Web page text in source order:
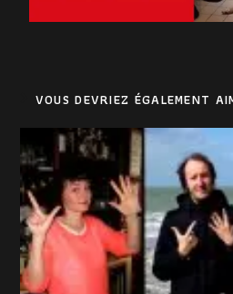
VOUS DEVRIEZ ÉGALEMENT